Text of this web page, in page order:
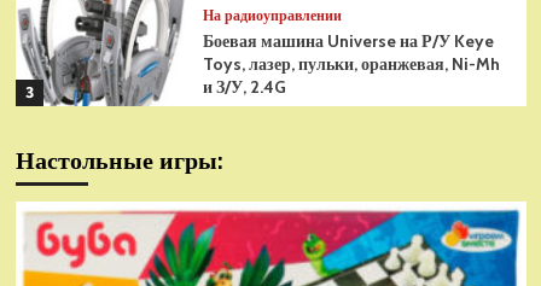
3
На радиоуправлении
Боевая машина Universe на Р/У Keye
Toys, лазер, пульки, оранжевая, Ni-Mh
и З/У, 2.4G
Радиоуправляемая модель
(HN1586)
На радиоуправлении
Настольные игры: